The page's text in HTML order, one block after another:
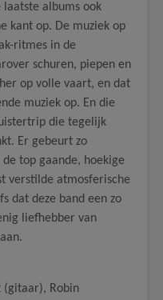
laatste albums ook
kant op. De muziek op
ritmes in de
schuren, piepen en
op volle vaart, en dat
muziek op. En die
die tegelijk
Er gebeurt zo
top gaande, hoekige
verstilde atmosferische
dat deze band een zo
liefhebber van
(gitaar), Robin